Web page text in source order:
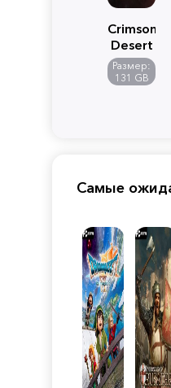
Crimson
Desert
Размер:
131 GB
Самые